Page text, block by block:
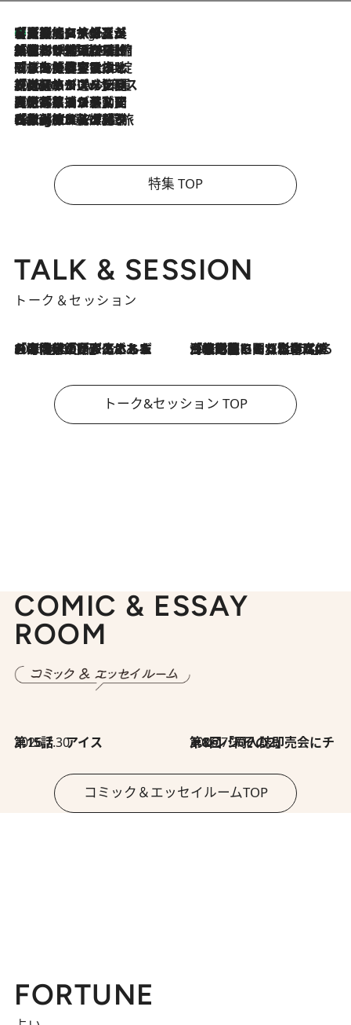
8 Hours Ago
【厳選旅コスメ】「多機能アイテムがメイン！」旅好き美容エディターが選んだ夏旅ベストコスメを発表【Mサイズジップ】
2026.8.6
「荷物が増えるほど旅ストレスは増す」美容ジャーナリストがたどり着いた最終結論。“化粧品を劇的に減らす”感動の凝縮美容とは
2026.8.6
「旅先には金髪ウィッグを持参」日本と同じメイクでは損してる!? 美容ジャーナリストが提案する“掟破りの旅美容”とは
2026.8.6
【厳選旅コスメ】「身軽さ＆UV対策重視！」ヘアアーティストshucoが選んだ夏旅ベストコスメを発表【Mサイズジップ】
2026.8.5
【厳選旅コスメ】国内をあちこち移動する河井菜摘が選んだ夏旅ベストコスメ発表！「リラックスアイテムはマスト」【Mサイズジップ】
2026.8.4
【厳選旅コスメ】「紫外線＆乾燥対策しながらメイク感も！」ヘア＆メイクGeorgeが選んだ夏旅ベストコスメを発表！【Mサイズジップ】
特集 TOP
TALK & SESSION
トーク＆セッション
2026.8.3
「今後値上げがあるとすれば…」「リスクがあるのは今年の冬」エネルギー専門家が語る、ホルムズ海峡封鎖が家庭にもたらす“ある心配” 2026.8.3
「住宅建てられない…」「サーチャージ料の高値が続いている」ホルムズ海峡封鎖による影響はいつまで続く？《エネルギー専門家に聞く“どうなる日本の暮らし”》
トーク&セッション TOP
COMIC & ESSAY
ROOM
2026.7.30
第15話 アイス 2026.7.30
第8回「同人誌即売会にチャレンジ その2」
コミック＆エッセイルームTOP
FORTUNE